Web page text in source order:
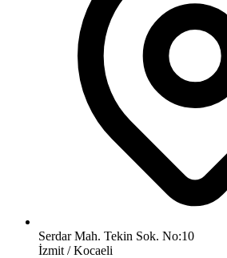
Serdar Mah. Tekin Sok. No:10
İzmit / Kocaeli